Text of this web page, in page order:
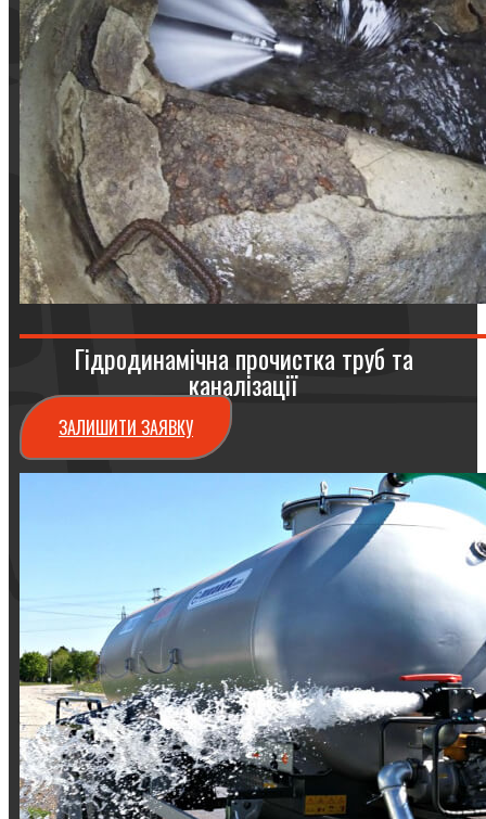
Гідродинамічна прочистка труб та
каналізації
ЗАЛИШИТИ ЗАЯВКУ